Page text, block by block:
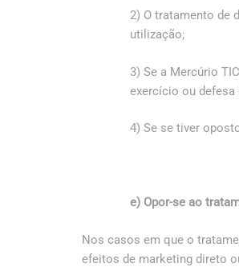
2) O tratamento de
utilização;
3) Se a Mercúrio
exercício ou
4) Se se tiver
e) Opor-se ao
Nos casos em que o
efeitos de marketing direto